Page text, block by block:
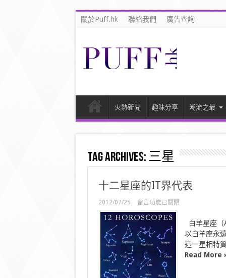
關於Puff.hk 聯絡我們 廣告查詢
火熱新聞 趣味分享 潮流之最
Tag Archives:三星
十二星座的IT界代表
2012/07/25
在
〈十
二
星
座
的
界
代
留言功能已關閉
白羊星座（
以白羊座永
這一星相特
Read More